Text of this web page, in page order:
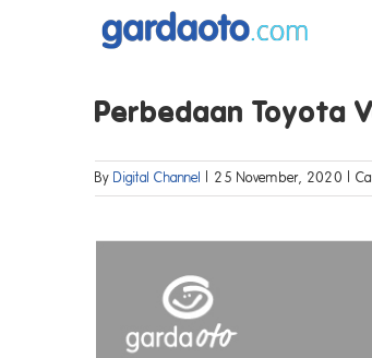
Perbedaan Toyota
By Digital Channel | 25 November, 2020 |